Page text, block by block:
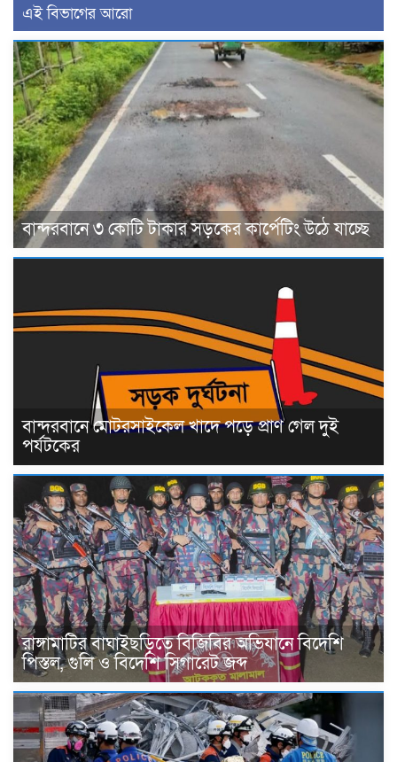
এই বিভাগের আরো
বান্দরবানে ৩ কোটি টাকার সড়কের কার্পেটিং উঠে যাচ্ছে
বান্দরবানে মোটরসাইকেল খাদে পড়ে প্রাণ গেল দুই
পর্যটকের
রাঙ্গামাটির বাঘাইছড়িতে বিজিবির অভিযানে বিদেশি
পিস্তল, গুলি ও বিদেশি সিগারেট জব্দ